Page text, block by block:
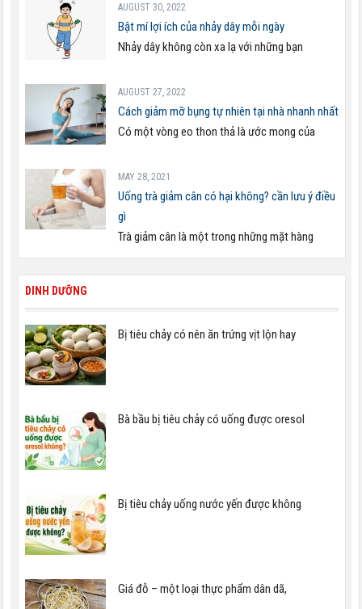
AUGUST 30, 2022
Bật mí lợi ích của nhảy dây mỗi ngày
Nhảy dây không còn xa lạ với những bạn
AUGUST 27, 2022
Cách giảm mỡ bụng tự nhiên tại nhà nhanh nhất
Có một vòng eo thon thả là ước mong của
MAY 28, 2021
Uống trà giảm cân có hại không? cần lưu ý điều
gì
Trà giảm cân là một trong những mặt hàng
DINH DƯỠNG
Bị tiêu chảy có nên ăn trứng vịt lộn hay
Bà bầu bị tiêu chảy có uống được oresol
Bị tiêu chảy uống nước yến được không
Giá đỗ – một loại thực phẩm dân dã,